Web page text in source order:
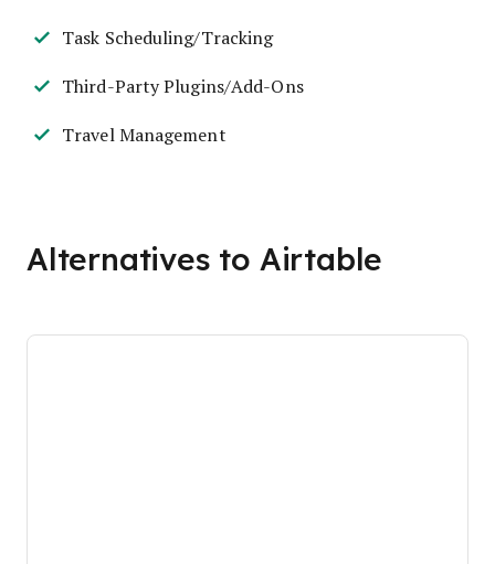
Task Scheduling/Tracking
Third-Party Plugins/Add-Ons
Travel Management
Alternatives to Airtable